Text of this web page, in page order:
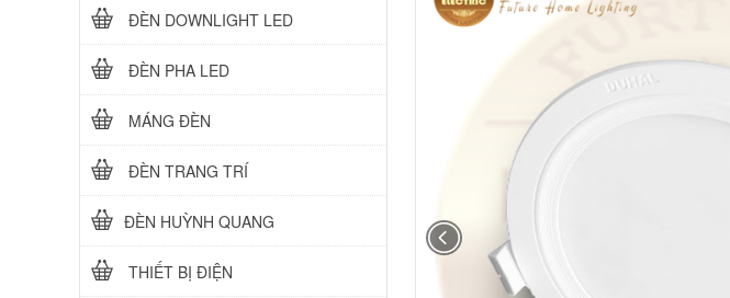
ĐÈN DOWNLIGHT LED
ĐÈN PHA LED
MÁNG ĐÈN
ĐÈN TRANG TRÍ
ĐÈN HUỲNH QUANG
THIẾT BỊ ĐIỆN